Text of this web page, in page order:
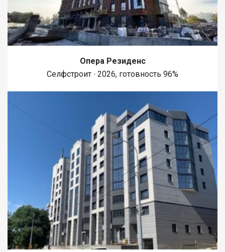
Опера Резиденс
Селфстроит ∙ 2026, готовность 96%